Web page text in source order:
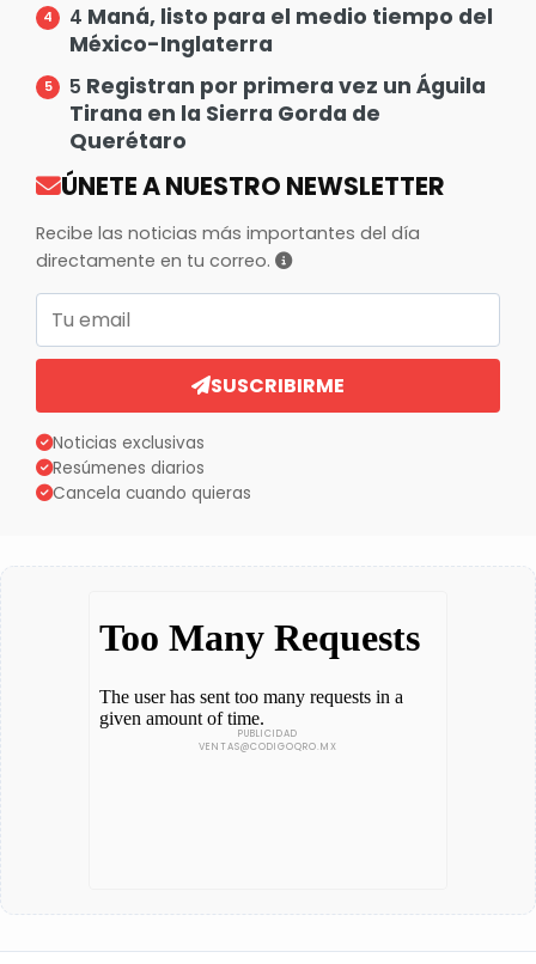
4 Maná, listo para el medio tiempo del
México-Inglaterra
5 Registran por primera vez un Águila
Tirana en la Sierra Gorda de
Querétaro
ÚNETE A NUESTRO NEWSLETTER
Recibe las noticias más importantes del día
directamente en tu correo.
SUSCRIBIRME
Noticias exclusivas
Resúmenes diarios
Cancela cuando quieras